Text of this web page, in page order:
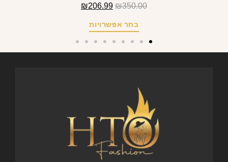
₪350.00
₪206.99
בחר אפשרויות